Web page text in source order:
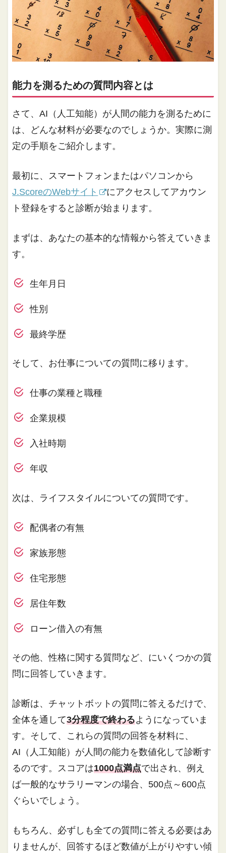
能力を測るための質問内容とは
さて、AI（人工知能）が人間の能力を測るために
は、どんな材料が必要なのでしょうか。実際に測
定の手順をご紹介します。
最初に、スマートフォンまたはパソコンから
J.ScoreのWebサイト
にアクセスしてアカウン
ト登録をすると診断が始まります。
まずは、あなたの基本的な情報から答えていきま
す。
生年月日
性別
最終学歴
そして、お仕事についての質問に移ります。
仕事の業種と職種
企業規模
入社時期
年収
次は、ライフスタイルについての質問です。
配偶者の有無
家族形態
住宅形態
居住年数
ローン借入の有無
その他、性格に関する質問など、にいくつかの質
問に回答していきます。
診断は、チャットボットの質問に答えるだけで、
全体を通して3分程度で終わるようになっていま
す。そして、これらの質問の回答を材料に、
AI（人工知能）が人間の能力を数値化して診断す
るのです。スコアは1000点満点で出され、例え
ば一般的なサラリーマンの場合、500点～600点
ぐらいでしょう。
もちろん、必ずしも全ての質問に答える必要はあ
りませんが、回答するほど数値が上がりやすい傾